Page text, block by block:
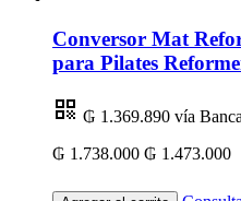
Conversor Mat
para Pilates
₲ 1.369.890 vía
₲ 1.738.000 ₲ 1.473.000